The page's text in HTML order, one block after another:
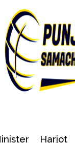
Harjot